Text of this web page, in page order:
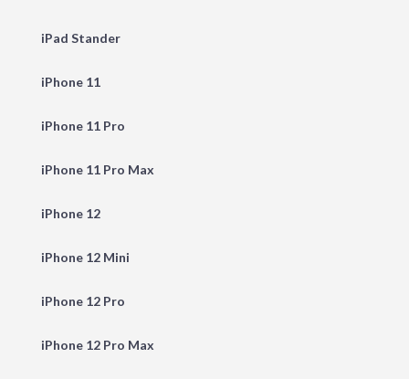
iPad Stander
iPhone 11
iPhone 11 Pro
iPhone 11 Pro Max
iPhone 12
iPhone 12 Mini
iPhone 12 Pro
iPhone 12 Pro Max